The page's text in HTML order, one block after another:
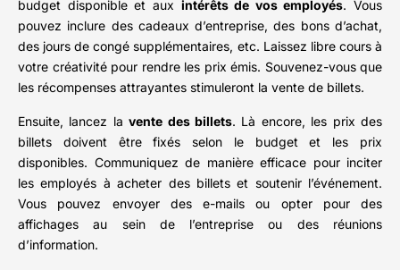
budget disponible et aux intérêts de vos employés. Vous
pouvez inclure des cadeaux d’entreprise, des bons d’achat,
des jours de congé supplémentaires, etc. Laissez libre cours à
votre créativité pour rendre les prix émis. Souvenez-vous que
les récompenses attrayantes stimuleront la vente de billets.
Ensuite, lancez lavente des billets. Là encore, les prix des
billets doivent être fixés selon le budget et les prix
disponibles. Communiquez de manière efficace pour inciter
les employés à acheter des billets et soutenir l’événement.
Vous pouvez envoyer des e-mails ou opter pour des
affichages au sein de l’entreprise ou des réunions
d’information.